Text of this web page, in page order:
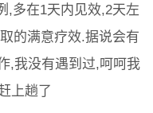
,多在1天内见效,2天左
的满意疗效.据说会有
,我没有遇到过,呵呵我
上趟了